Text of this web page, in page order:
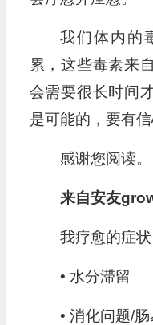
我们体内的
累，这些毒素来
会需要很长时间
是可能的，要有信
感谢您阅读。
来自安友
我疗愈的症状
• 水分滞留
• 消化问题/